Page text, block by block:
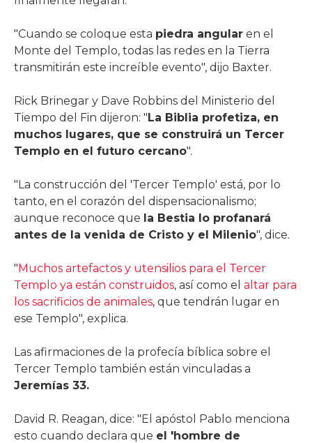
"Cuando se coloque esta piedra angular en el
Monte del Templo, todas las redes en la Tierra
transmitirán este increíble evento", dijo Baxter.
Rick Brinegar y Dave Robbins del Ministerio del
Tiempo del Fin dijeron: "La Biblia profetiza, en
muchos lugares, que se construirá un Tercer
Templo en el futuro cercano".
"La construcción del 'Tercer Templo' está, por lo
tanto, en el corazón del dispensacionalismo;
aunque reconoce que la Bestia lo profanará
antes de la venida de Cristo y el Milenio", dice.
"Muchos artefactos y utensilios para el Tercer
Templo ya están construidos, así como el altar para
los sacrificios de animales, que tendrán lugar en
ese Templo", explica.
Las afirmaciones de la profecía bíblica sobre el
Tercer Templo también están vinculadas a
Jeremías 33.
David R. Reagan, dice: "El apóstol Pablo menciona
esto cuando declara que el 'hombre de